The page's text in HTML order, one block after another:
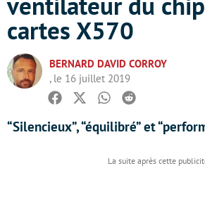
cartes X570
BERNARD DAVID CORROY
, le 16 juillet 2019
Facebook
TwitterWhatsapp
Reddit
“Silencieux”, “équilibré” et